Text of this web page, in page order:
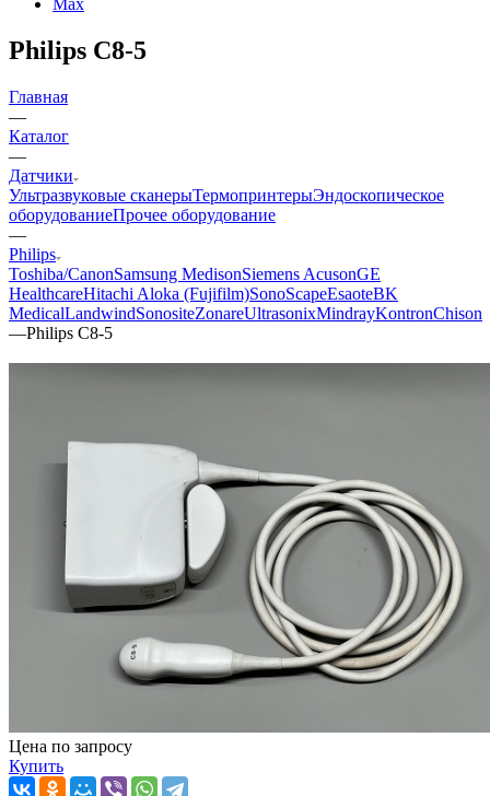
Max
Philips C8-5
Главная
—
Каталог
—
Датчики
Ультразвуковые сканерыТермопринтерыЭндоскопическое
оборудованиеПрочее оборудование
—
Philips
Toshiba/CanonSamsung MedisonSiemens AcusonGE
HealthcareHitachi Aloka (Fujifilm)SonoScapeEsaoteBK
MedicalLandwindSonositeZonareUltrasonixMindrayKontronChison
—Philips C8-5
Цена по запросу
Купить